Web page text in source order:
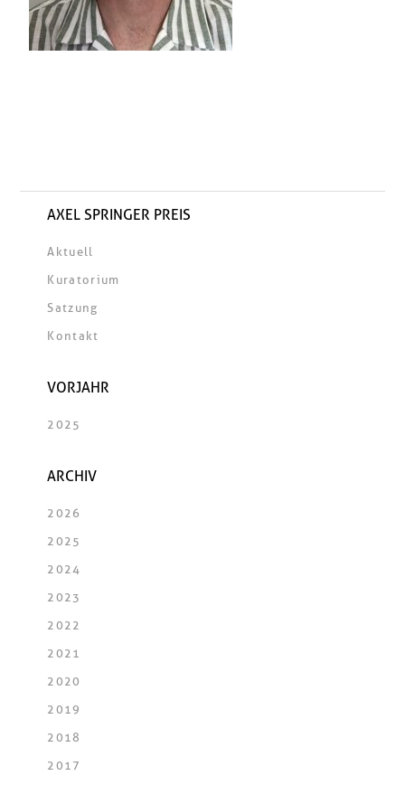
AXEL SPRINGER PREIS
Aktuell
Kuratorium
Satzung
Kontakt
VORJAHR
2025
ARCHIV
2026
2025
2024
2023
2022
2021
2020
2019
2018
2017